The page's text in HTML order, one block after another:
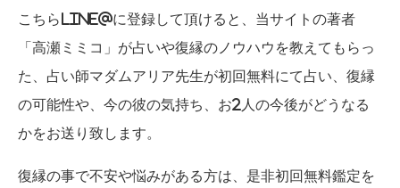
こちらLINE@に登録して頂けると、当サイトの著者
「高瀬ミミコ」が占いや復縁のノウハウを教えてもらっ
た、占い師マダムアリア先生が初回無料にて占い、復縁
の可能性や、今の彼の気持ち、お2人の今後がどうなる
かをお送り致します。
復縁の事で不安や悩みがある方は、是非初回無料鑑定を